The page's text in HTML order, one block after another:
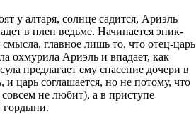
у алтаря, солнце садится, Ариэль
в плен ведьме. Начинается эпик-
смысла, главное лишь то, что отец-царь
охмурила Ариэль и впадает, как
предлагает ему спасение дочери в
и царь соглашается, но не потому, что
не любит), а в приступе
гордыни.